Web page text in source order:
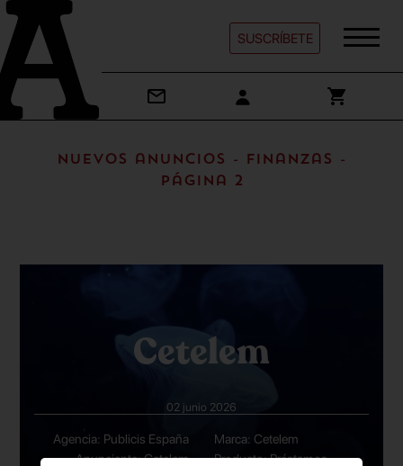
SUSCRÍBETE
Nuevos anuncios - Finanzas -
Página 2
Cetelem
02 junio 2026
Agencia: Publicis España
Marca: Cetelem
Anunciante: Cetelem
Producto: Préstamos,